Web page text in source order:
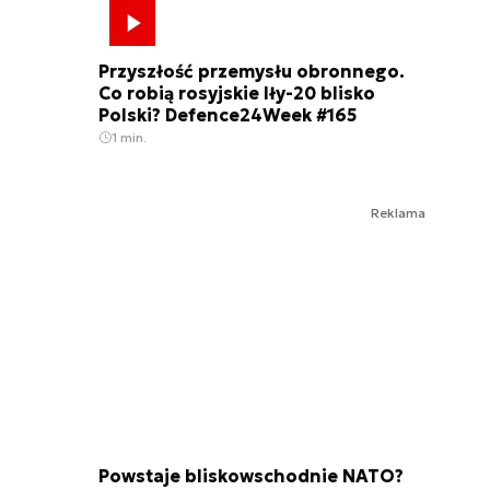
Przyszłość przemysłu obronnego.
Co robią rosyjskie Iły-20 blisko
Polski? Defence24Week #165
1 min.
Reklama
Powstaje bliskowschodnie NATO?